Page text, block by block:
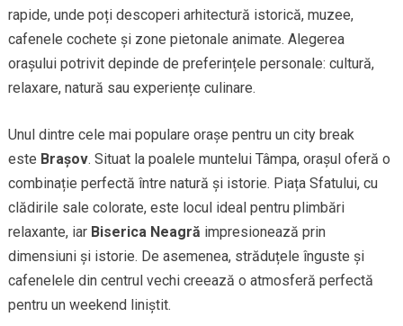
rapide, unde poți descoperi arhitectură istorică, muzee,
cafenele cochete și zone pietonale animate. Alegerea
orașului potrivit depinde de preferințele personale: cultură,
relaxare, natură sau experiențe culinare.
Unul dintre cele mai populare orașe pentru un city break
este Brașov. Situat la poalele muntelui Tâmpa, orașul oferă o
combinație perfectă între natură și istorie. Piața Sfatului, cu
clădirile sale colorate, este locul ideal pentru plimbări
relaxante, iar Biserica Neagră impresionează prin
dimensiuni și istorie. De asemenea, străduțele înguste și
cafenelele din centrul vechi creează o atmosferă perfectă
pentru un weekend liniștit.